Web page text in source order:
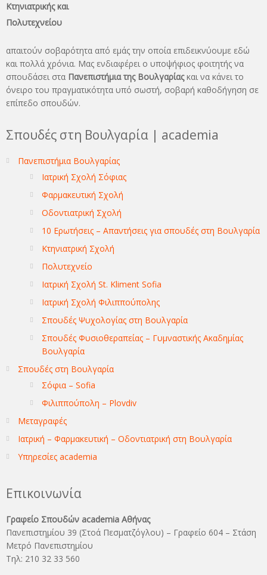
Κτηνιατρικής και
Πολυτεχνείου
απαιτούν σοβαρότητα από εμάς την οποία επιδεικνύουμε εδώ
και πολλά χρόνια. Μας ενδιαφέρει ο υποψήφιος φοιτητής να
σπουδάσει στα Πανεπιστήμια της Βουλγαρίαςκαι να κάνει το
όνειρo του πραγματικότητα υπό σωστή, σοβαρή καθοδήγηση σε
επίπεδο σπουδών.
Σπουδές στη Βουλγαρία | academia
Πανεπιστήμια Βουλγαρίας
Ιατρική Σχολή Σόφιας
Φαρμακευτική Σχολή
Οδοντιατρική Σχολή
10 Ερωτήσεις – Απαντήσεις για σπουδές στη Βουλγαρία
Κτηνιατρική Σχολή
Πολυτεχνείο
Ιατρική Σχολή St. Kliment Sofia
Ιατρική Σχολή Φιλιππούπολης
Σπουδές Ψυχολογίας στη Βουλγαρία
Σπουδές Φυσιοθεραπείας – Γυμναστικής Ακαδημίας
Βουλγαρία
Σπουδές στη Βουλγαρία
Σόφια – Sofia
Φιλιππούπολη – Plovdiv
Μεταγραφές
Ιατρική – Φαρμακευτική – Οδοντιατρική στη Βουλγαρία
Υπηρεσίες academia
Επικοινωνία
Γραφείο Σπουδών academia Αθήνας
Πανεπιστημίου 39 (Στοά Πεσματζόγλου) – Γραφείο 604 – Στάση
Μετρό Πανεπιστημίου
Τηλ: 210 32 33 560